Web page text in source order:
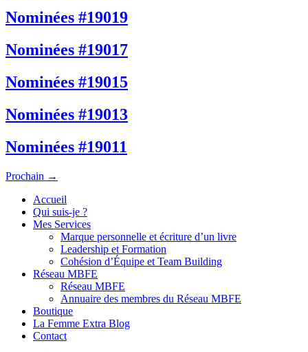
Nominées #19019
Nominées #19017
Nominées #19015
Nominées #19013
Nominées #19011
Prochain →
Accueil
Qui suis-je ?
Mes Services
Marque personnelle et écriture d’un livre
Leadership et Formation
Cohésion d’Équipe et Team Building
Réseau MBFE
Réseau MBFE
Annuaire des membres du Réseau MBFE
Boutique
La Femme Extra Blog
Contact